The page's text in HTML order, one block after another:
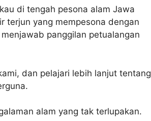
di tengah pesona alam Jawa
terjun yang mempesona dengan
panggilan petualangan
dan pelajari lebih lanjut tentang
alam yang tak terlupakan.